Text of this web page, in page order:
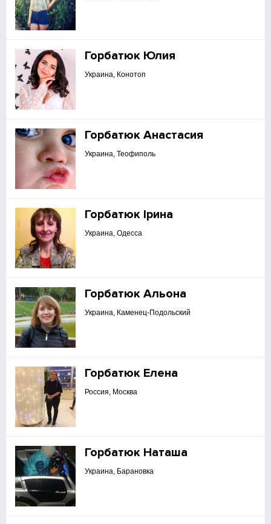
Горбатюк Юлия
Украина, Конотоп
Горбатюк Анастасия
Украина, Теофиполь
Горбатюк Ірина
Украина, Одесса
Горбатюк Альона
Украина, Каменец-Подольский
Горбатюк Елена
Россия, Москва
Горбатюк Наташа
Украина, Барановка